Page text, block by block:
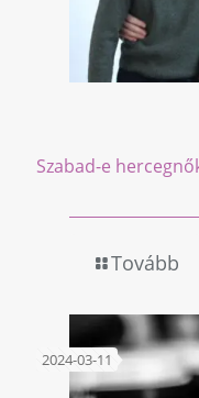
Szabad-e
Tovább
2024-03-11